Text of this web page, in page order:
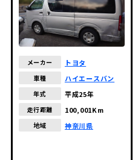
メーカー トヨタ
車種 ハイエースバン
年式 平成25年
走行距離 100,001Km
地域 神奈川県